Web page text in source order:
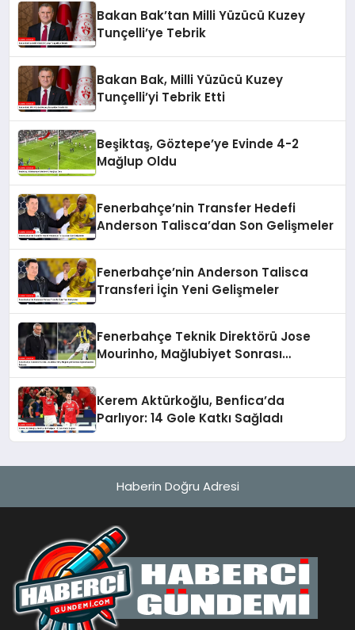
Bakan Bak’tan Milli Yüzücü Kuzey
Tunçelli’ye Tebrik
Bakan Bak, Milli Yüzücü Kuzey
Tunçelli’yi Tebrik Etti
Beşiktaş, Göztepe’ye Evinde 4-2
Mağlup Oldu
Fenerbahçe’nin Transfer Hedefi
Anderson Talisca’dan Son Gelişmeler
Fenerbahçe’nin Anderson Talisca
Transferi İçin Yeni Gelişmeler
Fenerbahçe Teknik Direktörü Jose
Mourinho, Mağlubiyet Sonrası
Kerem Aktürkoğlu, Benfica’da
Parlıyor: 14 Gole Katkı Sağladı
Haberin Doğru Adresi